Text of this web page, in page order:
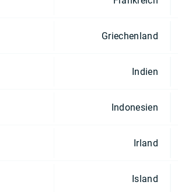
Griechenland
Indien
Indonesien
Irland
Island